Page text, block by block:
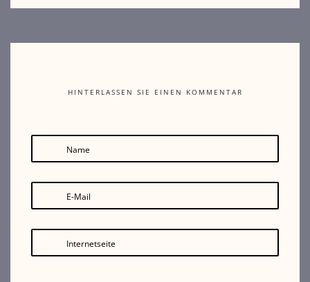
HINTERLASSEN SIE EINEN KOMMENTAR
Name
E-Mail
Internetseite